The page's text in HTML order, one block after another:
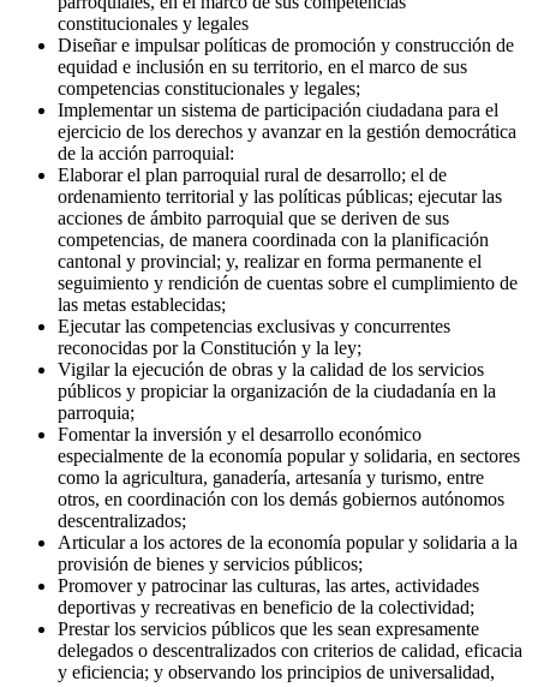
constitucionales y legales
Diseñar e impulsar políticas de promoción y construcción de
equidad e inclusión en su territorio, en el marco de sus
competencias constitucionales y legales;
Implementar un sistema de participación ciudadana para el
ejercicio de los derechos y avanzar en la gestión democrática
de la acción parroquial:
Elaborar el plan parroquial rural de desarrollo; el de
ordenamiento territorial y las políticas públicas; ejecutar las
acciones de ámbito parroquial que se deriven de sus
competencias, de manera coordinada con la planificación
cantonal y provincial; y, realizar en forma permanente el
seguimiento y rendición de cuentas sobre el cumplimiento de
las metas establecidas;
Ejecutar las competencias exclusivas y concurrentes
reconocidas por la Constitución y la ley;
Vigilar la ejecución de obras y la calidad de los servicios
públicos y propiciar la organización de la ciudadanía en la
parroquia;
Fomentar la inversión y el desarrollo económico
especialmente de la economía popular y solidaria, en sectores
como la agricultura, ganadería, artesanía y turismo, entre
otros, en coordinación con los demás gobiernos autónomos
descentralizados;
Articular a los actores de la economía popular y solidaria a la
provisión de bienes y servicios públicos;
Promover y patrocinar las culturas, las artes, actividades
deportivas y recreativas en beneficio de la colectividad;
Prestar los servicios públicos que les sean expresamente
delegados o descentralizados con criterios de calidad, eficacia
y eficiencia; y observando los principios de universalidad,